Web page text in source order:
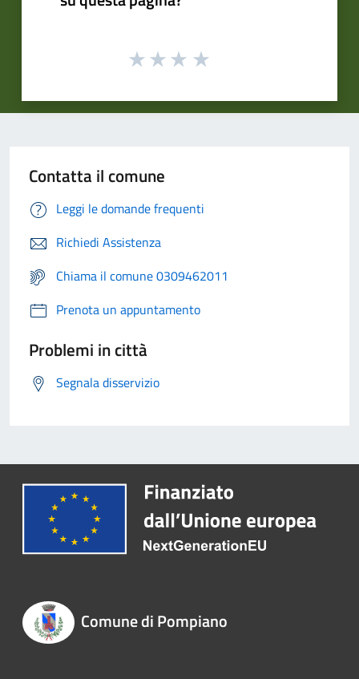
Contatta il comune
Leggi le domande frequenti
Richiedi Assistenza
Chiama il comune 0309462011
Prenota un appuntamento
Problemi in città
Segnala disservizio
Comune di Pompiano